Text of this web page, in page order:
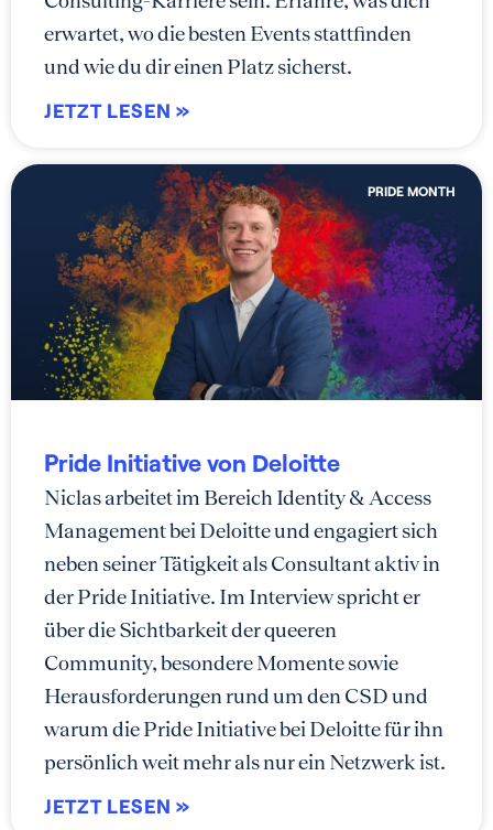
erwartet, wo die besten Events stattfinden
und wie du dir einen Platz sicherst.
JETZT LESEN »
PRIDE MONTH
Pride Initiative von Deloitte
Niclas arbeitet im Bereich Identity & Access
Management bei Deloitte und engagiert sich
neben seiner Tätigkeit als Consultant aktiv in
der Pride Initiative. Im Interview spricht er
über die Sichtbarkeit der queeren
Community, besondere Momente sowie
Herausforderungen rund um den CSD und
warum die Pride Initiative bei Deloitte für ihn
persönlich weit mehr als nur ein Netzwerk ist.
JETZT LESEN »